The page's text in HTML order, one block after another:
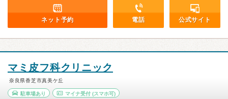
ネット予約 電話 公式サイト
マミ皮フ科クリニック
奈良県香芝市真美ケ丘
駐車場あり マイナ受付(スマホ可)